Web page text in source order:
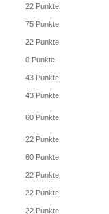
22 Punkte
75 Punkte
22 Punkte
0 Punkte
43 Punkte
43 Punkte
60 Punkte
22 Punkte
60 Punkte
22 Punkte
22 Punkte
22 Punkte